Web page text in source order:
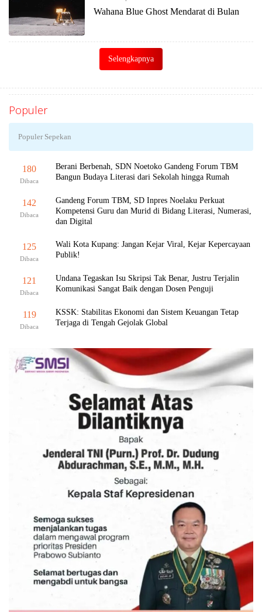
Wahana Blue Ghost Mendarat di Bulan
Selengkapnya
Populer
Populer Sepekan
180
Dibaca
Berani Berbenah, SDN Noetoko Gandeng Forum TBM
Bangun Budaya Literasi dari Sekolah hingga Rumah
142
Dibaca
Gandeng Forum TBM, SD Inpres Noelaku Perkuat
Kompetensi Guru dan Murid di Bidang Literasi, Numerasi,
dan Digital
125
Dibaca
Wali Kota Kupang: Jangan Kejar Viral, Kejar Kepercayaan
Publik!
121
Dibaca
Undana Tegaskan Isu Skripsi Tak Benar, Justru Terjalin
Komunikasi Sangat Baik dengan Dosen Penguji
119
Dibaca
KSSK: Stabilitas Ekonomi dan Sistem Keuangan Tetap
Terjaga di Tengah Gejolak Global